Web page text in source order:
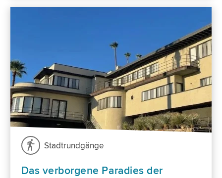
Stadtrundgänge
Das verborgene Paradies der